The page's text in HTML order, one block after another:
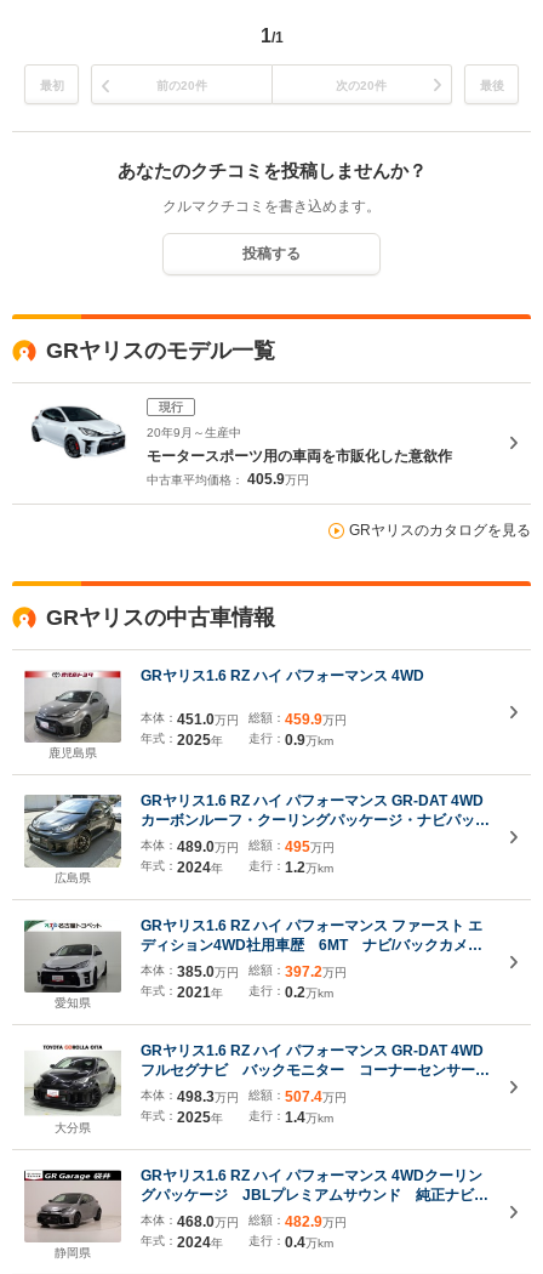
1/1
最初 前の20件 次の20件 最後
あなたのクチコミを投稿しませんか？
クルマクチコミを書き込めます。
投稿する
GRヤリスのモデル一覧
現行
20年9月～生産中
モータースポーツ用の車両を市販化した意欲作
中古車平均価格： 405.9万円
GRヤリスのカタログを見る
GRヤリスの中古車情報
鹿児島県
GRヤリス1.6 RZ ハイ パフォーマンス 4WD
本体： 451.0万円
年式： 2025年
総額： 459.9万円
走行： 0.9万km
広島県
GRヤリス1.6 RZ ハイ パフォーマンス GR-DAT 4WD
カーボンルーフ・クーリングパッケージ・ナビパッケ
ージ・GRフロアマット・ドライブレコーダー
本体： 489.0万円
年式： 2024年
総額： 495万円
走行： 1.2万km
愛知県
GRヤリス1.6 RZ ハイ パフォーマンス ファースト エ
ディション4WD社用車歴 6MT ナビ/バックカメ
ラ ディスプレイオーディオ
本体： 385.0万円
年式： 2021年
総額： 397.2万円
走行： 0.2万km
大分県
GRヤリス1.6 RZ ハイ パフォーマンス GR-DAT 4WD
フルセグナビ バックモニター コーナーセンサー
LEDヘッドライト ETC ブラインドスポットモニタ
ー
本体： 498.3万円
年式： 2025年
総額： 507.4万円
走行： 1.4万km
静岡県
GRヤリス1.6 RZ ハイ パフォーマンス 4WDクーリン
グパッケージ JBLプレミアムサウンド 純正ナビ
バックモニター
本体： 468.0万円
年式： 2024年
総額： 482.9万円
走行： 0.4万km